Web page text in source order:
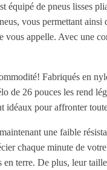
de pneus lisses
vous permettant
appelle. Avec une
Fabriqués en
26 pouces les rend
idéaux pour affronter
une faible
chaque minute de
terre. De plus, leur